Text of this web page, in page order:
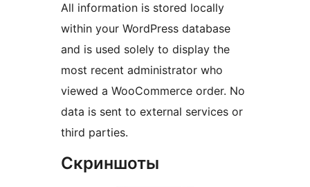
All information is stored locally
within your WordPress database
and is used solely to display the
most recent administrator who
viewed a WooCommerce order. No
data is sent to external services or
third parties.
Скриншоты